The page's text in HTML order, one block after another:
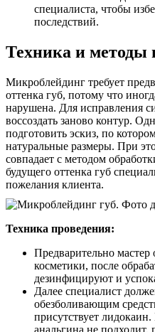
специалиста, чтобы
последствий.
Техника и методы
Микроблейдинг требует
оттенка губ, потому что
нарушена. Для исправления
воссоздать заново контур.
подготовить эскиз, по
натуральные размеры. При
совпадает с методом
будущего оттенка губ
пожелания клиента.
Техника проведения:
Предварительно мастер
косметики, после
дезинфицируют и
Далее специалист
обезболивающим
присутствует
анальгина не подходит,